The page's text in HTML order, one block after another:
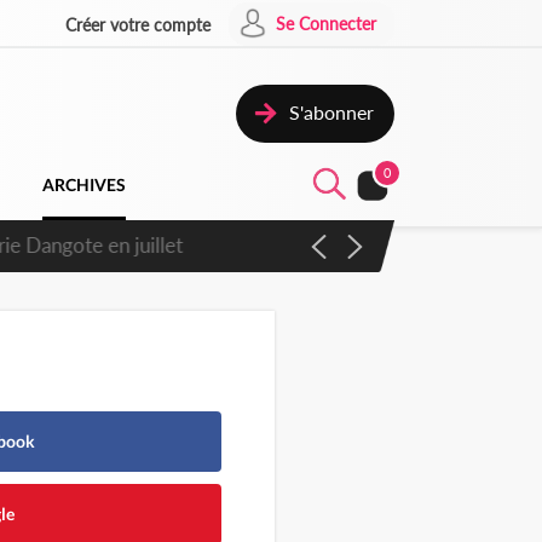
Créer votre compte Se Connecter
S'abonner
ARCHIVES
0
Dangote en juillet